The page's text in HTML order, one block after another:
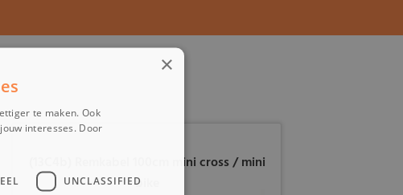
(13C4b) Remkabel 100cm mini cross / mini
bike
×
te maken. Ook
interesses. Door
UNCLASSIFIED